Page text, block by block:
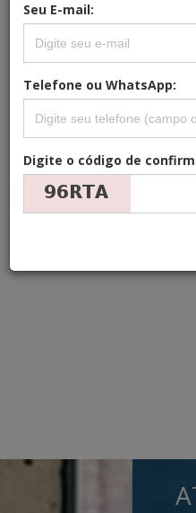
FILTRAR
LOCALIZADO (0)
Mais Novos Primeiro
Seu E-mail:
Telefone ou WhatsApp:
Digite o código de